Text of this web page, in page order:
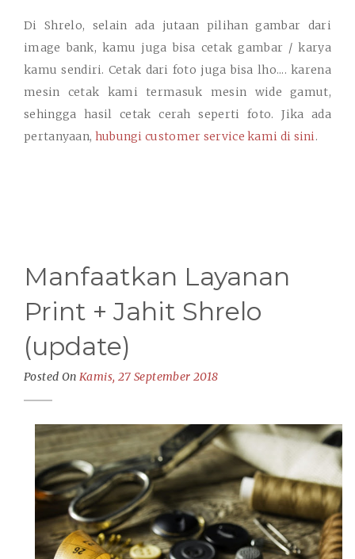
Di Shrelo, selain ada jutaan pilihan gambar dari
image bank, kamu juga bisa cetak gambar / karya
kamu sendiri. Cetak dari foto juga bisa lho.... karena
mesin cetak kami termasuk mesin wide gamut,
sehingga hasil cetak cerah seperti foto. Jika ada
pertanyaan, hubungi customer service kami di sini.
Manfaatkan Layanan
Print + Jahit Shrelo
(update)
Posted OnKamis, 27 September 2018